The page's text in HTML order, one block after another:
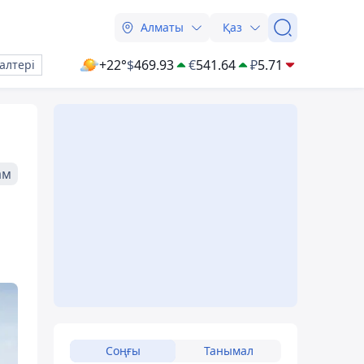
Алматы Қаз
+22°$469.93 €541.64 ₽5.71
Соңғы Танымал